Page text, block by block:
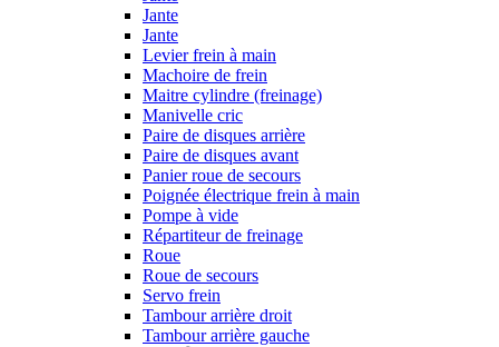
Jante
Jante
Levier frein à main
Machoire de frein
Maitre cylindre (freinage)
Manivelle cric
Paire de disques arrière
Paire de disques avant
Panier roue de secours
Poignée électrique frein à main
Pompe à vide
Répartiteur de freinage
Roue
Roue de secours
Servo frein
Tambour arrière droit
Tambour arrière gauche